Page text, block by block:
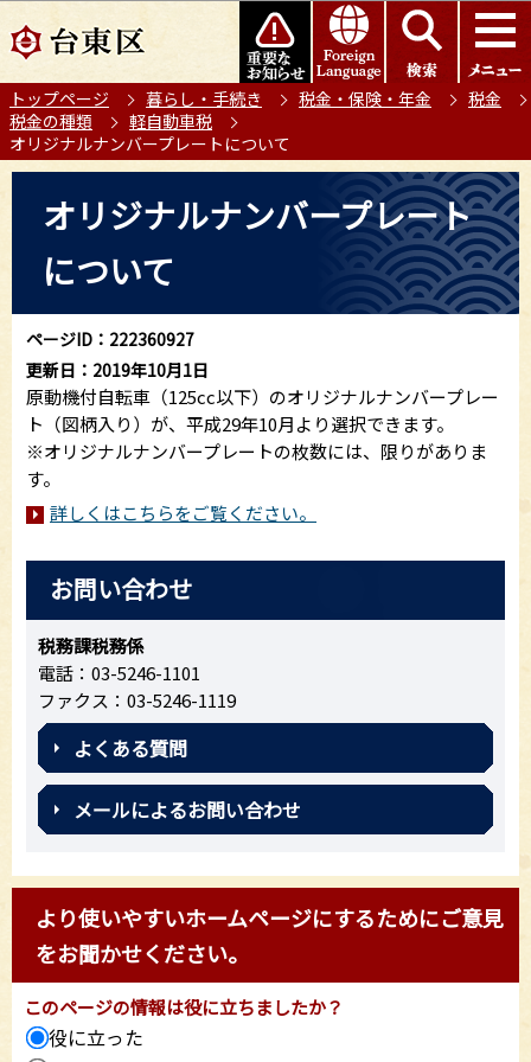
の
ー
ジ
の
このページの本文へ移動
トップページ 暮らし・手続き 税金・保険・年金
税金
税金の種類
軽自動車税
オリジナルナンバープレートについて
ら
オリジナルナンバープレート
について
ページID：222360927
更新日：2019年10月1日
原動機付自転車（125cc以下）のオリジナルナンバープレー
ト（図柄入り）が、平成29年10月より選択できます。
※オリジナルナンバープレートの枚数には、限りがありま
す。
詳しくはこちらをご覧ください。
お問い合わせ
税務課税務係
電話：03-5246-1101
ファクス：03-5246-1119
よくある質問
メールによるお問い合わせ
より使いやすいホームページにするためにご意見
をお聞かせください。
このページの情報は役に立ちましたか？
役に立った